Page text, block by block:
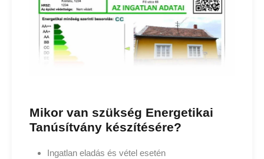
Mikor van szükség Energetikai
Tanúsítvány készítésére?
Ingatlan eladás és vétel esetén